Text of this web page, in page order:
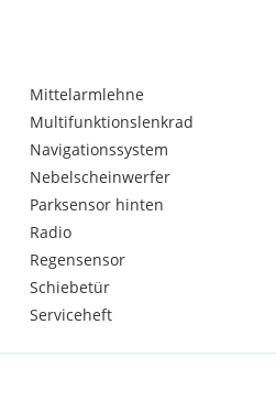
km.
Mittelarmlehne
Multifunktionslenkrad
Navigationssystem
Nebelscheinwerfer
Parksensor hinten
Radio
Regensensor
Schiebetür
Serviceheft